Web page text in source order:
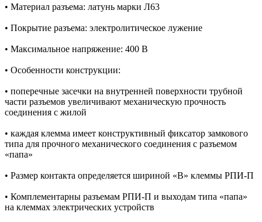
• Материал разъема: латунь марки Л63
• Покрытие разъема: электролитическое лужение
• Максимальное напряжение: 400 В
• Особенности конструкции:
• поперечные засечки на внутренней поверхности трубной
части разъемов увеличивают механическую прочность
соединения с жилой
• каждая клемма имеет конструктивный фиксатор замкового
типа для прочного механического соединения с разъемом
«папа»
• Размер контакта определяется шириной «В» клеммы РПИ-П
• Комплементарны разъемам РПИ-П и выходам типа «папа»
на клеммах электрических устройств